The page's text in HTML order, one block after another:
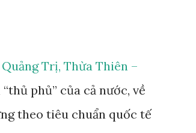
Trị, Thừa Thiên –
phủ” của cả nước, về
theo tiêu chuẩn quốc tế